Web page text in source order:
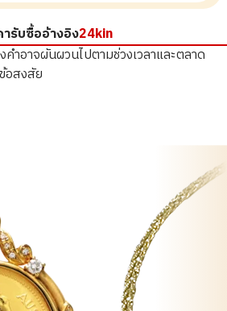
ารับซื้ออ้างอิง24kin
ำอาจผันผวนไปตามช่วงเวลาและตลาด
อสงสัย